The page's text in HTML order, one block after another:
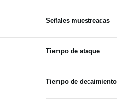
Señales muestreadas
Tiempo de ataque
Tiempo de decaimiento